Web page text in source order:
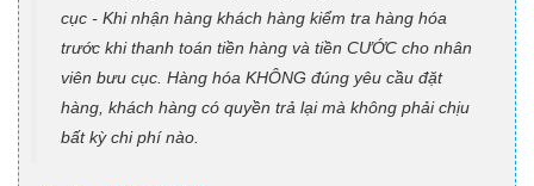
cục - Khi nhận hàng khách hàng kiểm tra hàng hóa
trước khi thanh toán tiền hàng và tiền CƯỚC cho nhân
viên bưu cục. Hàng hóa KHÔNG đúng yêu cầu đặt
hàng, khách hàng có quyền trả lại mà không phải chịu
bất kỳ chi phí nào.